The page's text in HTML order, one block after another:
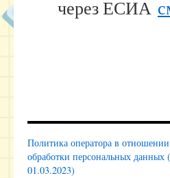
через ЕСИА
Политика оператора в отношении
обработки персональных данных
01.03.2023)